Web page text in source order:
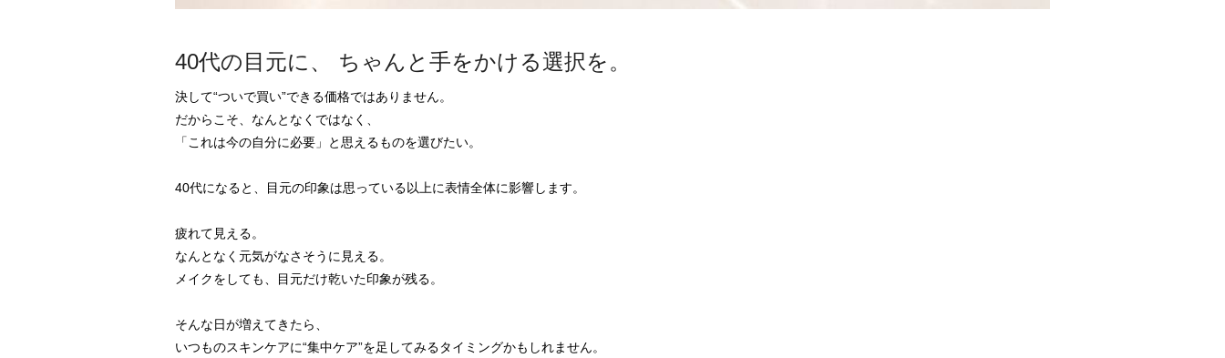
40代の目元に、 ちゃんと手をかける選択を。
決して“ついで買い”できる価格ではありません。
だからこそ、なんとなくではなく、
「これは今の自分に必要」と思えるものを選びたい。
40代になると、目元の印象は思っている以上に表情全体に影響します。
疲れて見える。
なんとなく元気がなさそうに見える。
メイクをしても、目元だけ乾いた印象が残る。
そんな日が増えてきたら、
いつものスキンケアに“集中ケア”を足してみるタイミングかもしれません。